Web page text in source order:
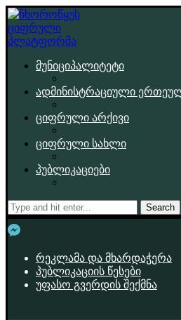
მუნიციპალიტეტი
ადმინისტრაციული
ციფრული არქივი
ციფრული სახლი
პუბლიკაციები
Search
რეკლამა და მხარდაჭერა
პუბლიკაციის წესები
უფასო გვერდის შექმნა